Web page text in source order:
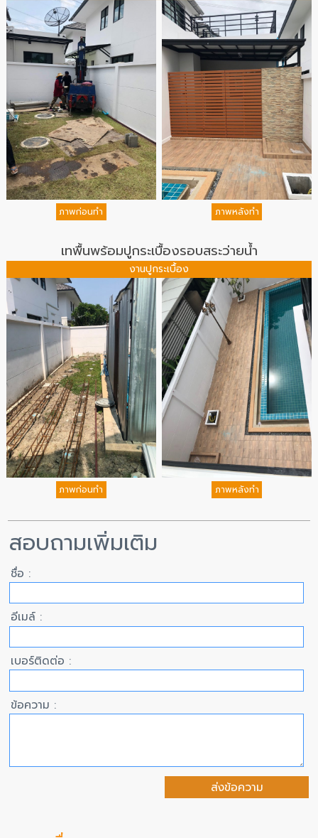
เทพื้นพร้อมปูกระเบื้องรอบสระว่ายน้ำ
งานปูกระเบื้อง
สอบถามเพิ่มเติม
ชื่อ :
อีเมล์ :
เบอร์ติดต่อ :
ข้อความ :